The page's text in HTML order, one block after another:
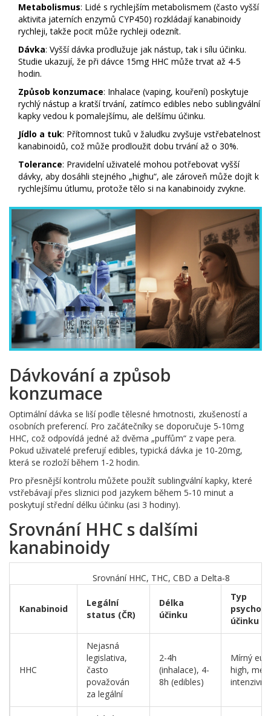
Metabolismus: Lidé s rychlejším metabolismem (často vyšší
aktivita jaterních enzymů CYP450) rozkládají kanabinoidy
rychleji, takže pocit může rychleji odeznít.
Dávka: Vyšší dávka prodlužuje jak nástup, tak i sílu účinku.
Studie ukazují, že při dávce 15mg HHC může trvat až 4-5
hodin.
Způsob konzumace: Inhalace (vaping, kouření) poskytuje
rychlý nástup a kratší trvání, zatímco edibles nebo sublingvální
kapky vedou k pomalejšímu, ale delšímu účinku.
Jídlo a tuk: Přítomnost tuků v žaludku zvyšuje vstřebatelnost
kanabinoidů, což může prodloužit dobu trvání až o 30%.
Tolerance: Pravidelní uživatelé mohou potřebovat vyšší
dávky, aby dosáhli stejného „highu“, ale zároveň může dojít k
rychlejšímu útlumu, protože tělo si na kanabinoidy zvykne.
Dávkování a způsob
konzumace
Optimální dávka se liší podle tělesné hmotnosti, zkušeností a
osobních preferencí. Pro začátečníky se doporučuje 5‑10mg
HHC, což odpovídá jedné až dvěma „puffům“ z vape pera.
Pokud uživatelé preferují edibles, typická dávka je 10‑20mg,
která se rozloží během 1‑2 hodin.
Pro přesnější kontrolu můžete použít sublingvální kapky, které
vstřebávají přes sliznici pod jazykem během 5‑10 minut a
poskytují střední délku účinku (asi 3 hodiny).
Srovnání HHC s dalšími
kanabinoidy
Srovnání HHC, THC, CBD a Delta‑8
Kanabinoid
Legální
status (ČR)
Délka
účinku
Typ
účinku
HHC
Nejasná
legislativa,
často
považován
za legální
2-4h
(inhalace), 4-
8h (edibles)
Mírný
high,
intenzivní